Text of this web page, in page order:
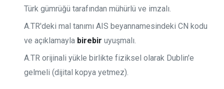
Türk gümrüğü tarafından mühürlü ve imzalı.
A.TR'deki mal tanımı AIS beyannamesindeki CN kodu
ve açıklamayla birebir uyuşmalı.
A.TR orijinali yükle birlikte fiziksel olarak Dublin'e
gelmeli (dijital kopya yetmez).